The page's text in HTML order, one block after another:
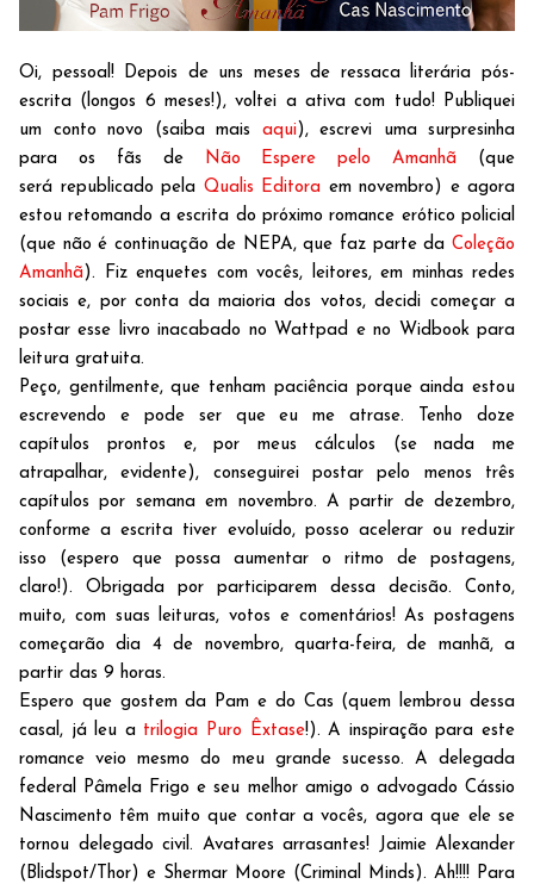
Oi, pessoal! Depois de uns meses de ressaca literária pós-
escrita (longos 6 meses!), voltei a ativa com tudo! Publiquei
um conto novo (saiba mais aqui), escrevi uma surpresinha
para os fãs de
Não Espere pelo Amanhã (que
será republicado pela Qualis Editora em novembro) e agora
estou retomando a escrita do próximo romance erótico policial
(que não é continuação de NEPA, que faz parte da Coleção
Amanhã ). Fiz enquetes com vocês, leitores, em minhas redes
sociais e, por conta da maioria dos votos, decidi começar a
postar esse livro inacabado no Wattpad e no Widbook para
leitura gratuita.
Peço, gentilmente, que tenham paciência porque ainda estou
escrevendo e pode ser que eu me atrase. Tenho doze
capítulos prontos e, por meus cálculos (se nada me
atrapalhar, evidente), conseguirei postar pelo menos três
capítulos por semana em novembro. A partir de dezembro,
conforme a escrita tiver evoluído, posso acelerar ou reduzir
isso (espero que possa aumentar o ritmo de postagens,
claro!). Obrigada por participarem dessa decisão. Conto,
muito, com suas leituras, votos e comentários! As postagens
começarão dia 4 de novembro, quarta-feira, de manhã, a
partir das 9 horas.
Espero que gostem da Pam e do Cas (quem lembrou dessa
casal, já leu a trilogia Puro Êxtase!). A inspiração para este
romance veio mesmo do meu grande sucesso. A delegada
federal Pâmela Frigo e seu melhor amigo o advogado Cássio
Nascimento têm muito que contar a vocês, agora que ele se
tornou delegado civil. Avatares arrasantes! Jaimie Alexander
(Blidspot/Thor) e Shermar Moore (Criminal Minds). Ah!!!! Para